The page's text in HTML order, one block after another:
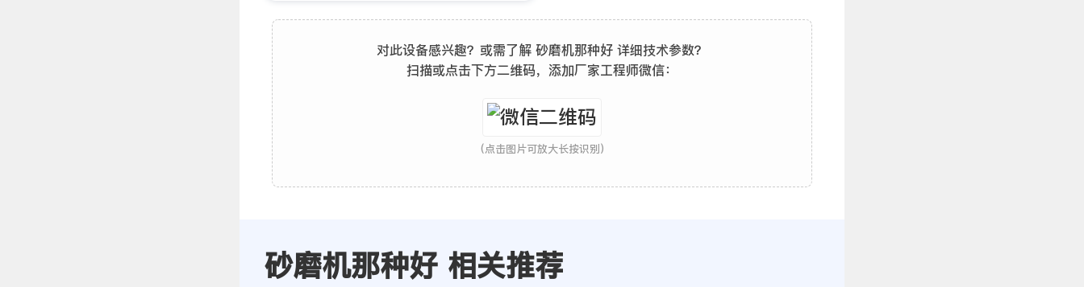
对此设备感兴趣？或需了解 砂磨机那种好 详细技术参数？
扫描或点击下方二维码，添加厂家工程师微信：
(点击图片可放大长按识别)
砂磨机那种好 相关推荐